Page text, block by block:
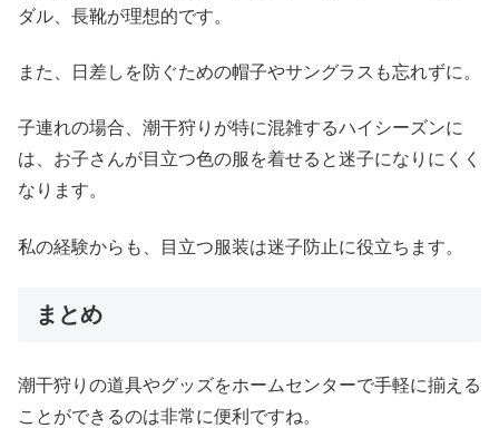
ダル、長靴が理想的です。
また、日差しを防ぐための帽子やサングラスも忘れずに。
子連れの場合、潮干狩りが特に混雑するハイシーズンに
は、お子さんが目立つ色の服を着せると迷子になりにくく
なります。
私の経験からも、目立つ服装は迷子防止に役立ちます。
まとめ
潮干狩りの道具やグッズをホームセンターで手軽に揃える
ことができるのは非常に便利ですね。